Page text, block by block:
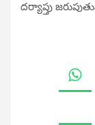
దర్యాప్తు